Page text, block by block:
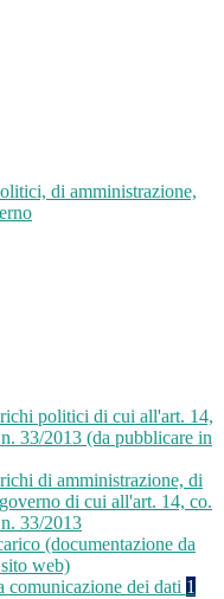
di amministrazione,
politici di cui all'art. 14,
33/2013 (da pubblicare in
di amministrazione, di
di cui all'art. 14, co.
33/2013
(documentazione da
web)
comunicazione dei dati 1